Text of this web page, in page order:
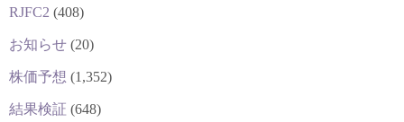
RJFC2 (408)
お知らせ (20)
株価予想 (1,352)
結果検証 (648)